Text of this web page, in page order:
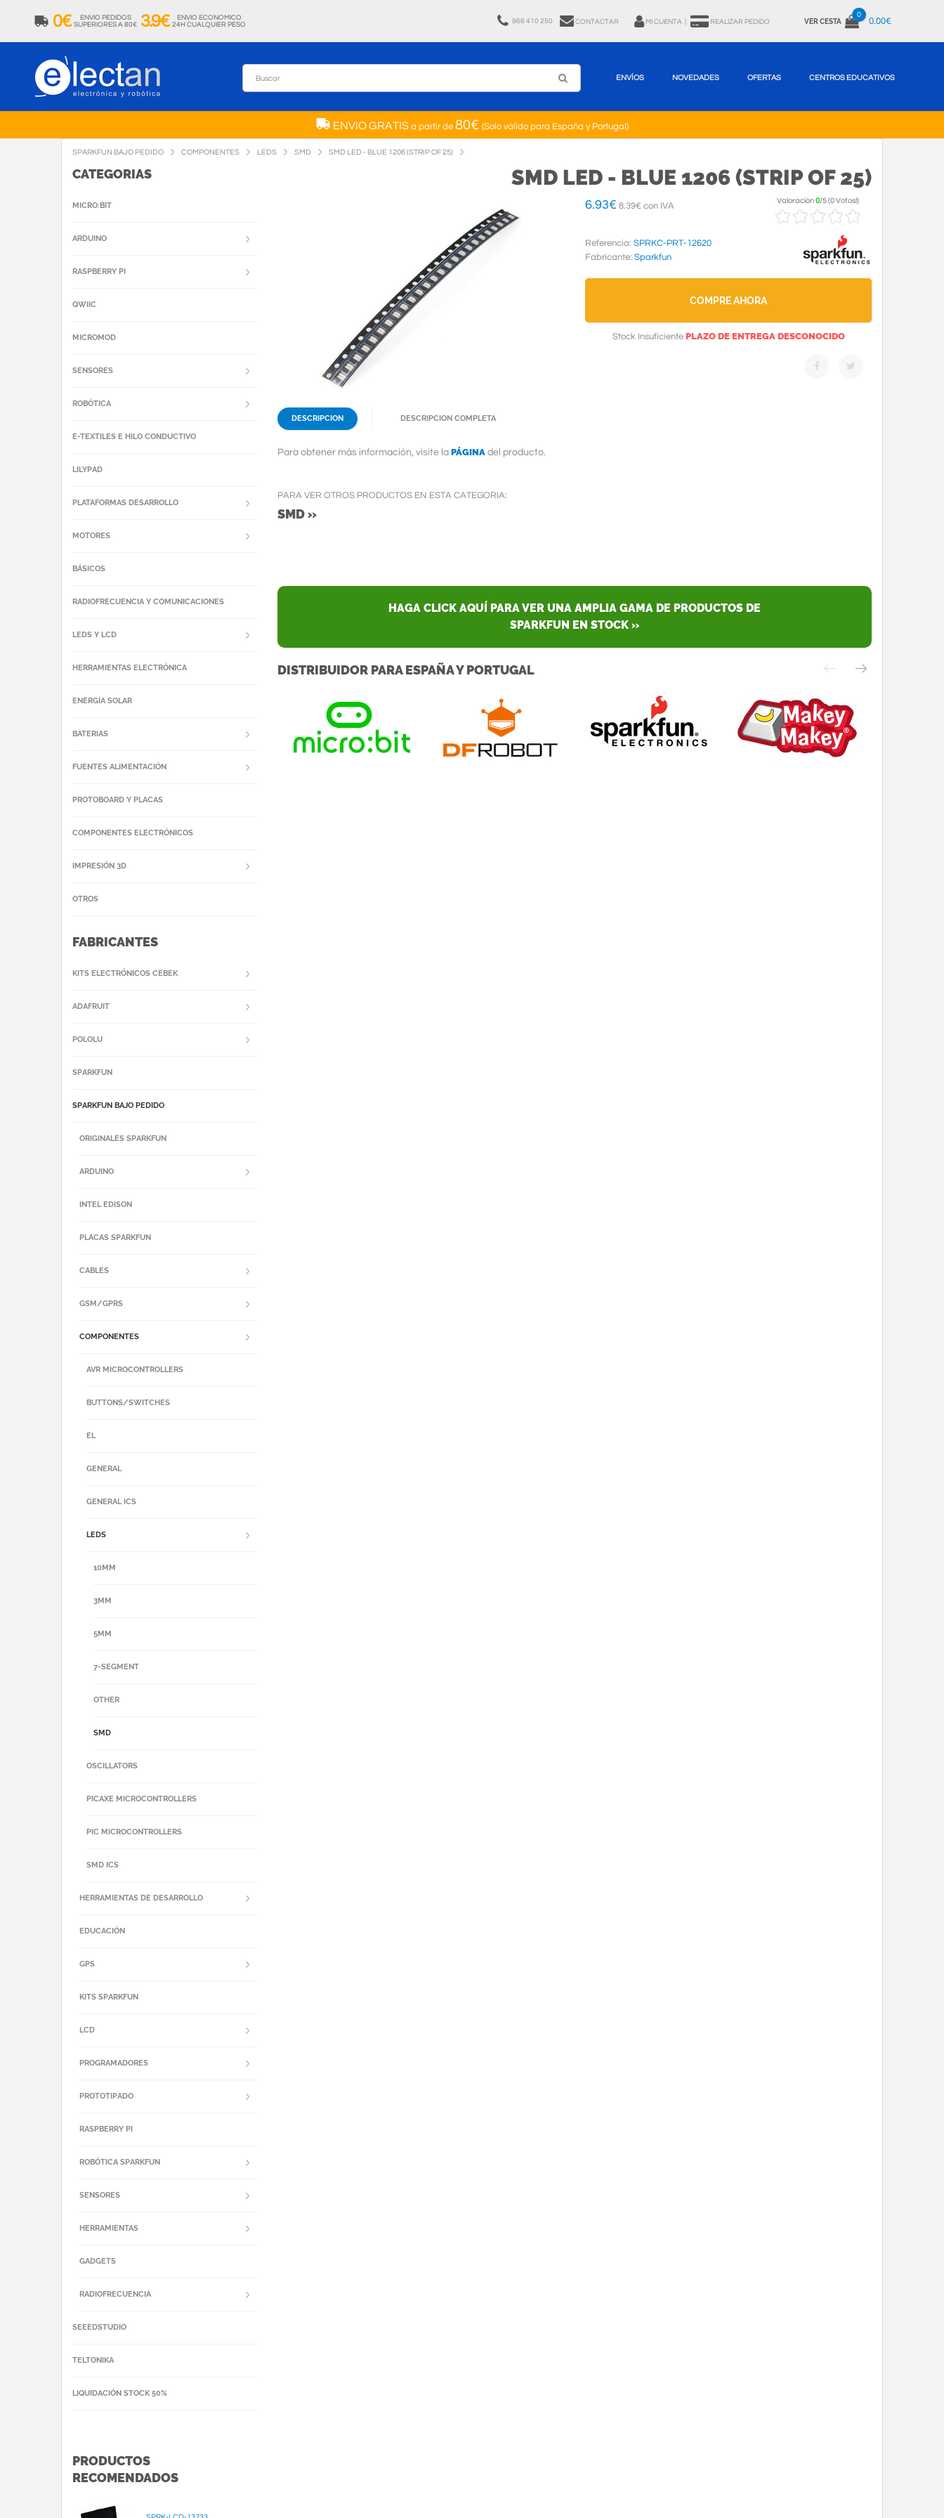
0€
ENVIO PEDIDOS
SUPERIORES A 80€ 3.9€
ENVIO ECONOMICO
24H CUALQUIER PESO
966 410 250 CONTACTAR MI CUENTA REALIZAR PEDIDO VER CESTA
0
0.00€
ENVÍOS NOVEDADES OFERTAS CENTROS EDUCATIVOS
ENVIO GRATISa partir de 80€ (Solo válido para España y Portugal)
SPARKFUN BAJO PEDIDO COMPONENTES LEDS SMD SMD LED - BLUE 1206 (STRIP OF 25)
SMD LED - BLUE 1206 (STRIP OF 25)
6.93€ 8.39€ con IVA
Valoración0/5(0 Votos!)
Referencia: SPRKC-PRT-12620
Fabricante: Sparkfun
COMPRE AHORA
Stock Insuficiente PLAZO DE ENTREGA DESCONOCIDO
DESCRIPCION DESCRIPCION COMPLETA
Para obtener más información, visite la PÁGINA del producto.
PARA VER OTROS PRODUCTOS EN ESTA CATEGORIA:
SMD »
HAGA CLICK AQUÍ PARA VER UNA AMPLIA GAMA DE PRODUCTOS DE
SPARKFUN EN STOCK »
DISTRIBUIDOR PARA ESPAÑA Y PORTUGAL
CATEGORIAS
MICRO:BIT
ARDUINO
RASPBERRY PI
QWIIC
MICROMOD
SENSORES
ROBÓTICA
E-TEXTILES E HILO CONDUCTIVO
LILYPAD
PLATAFORMAS DESARROLLO
MOTORES
BÁSICOS
RADIOFRECUENCIA Y COMUNICACIONES
LEDS Y LCD
HERRAMIENTAS ELECTRÓNICA
ENERGÍA SOLAR
BATERIAS
FUENTES ALIMENTACIÓN
PROTOBOARD Y PLACAS
COMPONENTES ELECTRÓNICOS
IMPRESIÓN 3D
OTROS
FABRICANTES
KITS ELECTRÓNICOS CEBEK
ADAFRUIT
POLOLU
SPARKFUN
SPARKFUN BAJO PEDIDO
ORIGINALES SPARKFUN
ARDUINO
INTEL EDISON
PLACAS SPARKFUN
CABLES
GSM/GPRS
COMPONENTES
AVR MICROCONTROLLERS
BUTTONS/SWITCHES
EL
GENERAL
GENERAL ICS
LEDS
10MM
3MM
5MM
7-SEGMENT
OTHER
SMD
OSCILLATORS
PICAXE MICROCONTROLLERS
PIC MICROCONTROLLERS
SMD ICS
HERRAMIENTAS DE DESARROLLO
EDUCACIÓN
GPS
KITS SPARKFUN
LCD
PROGRAMADORES
PROTOTIPADO
RASPBERRY PI
ROBÓTICA SPARKFUN
SENSORES
HERRAMIENTAS
GADGETS
RADIOFRECUENCIA
SEEEDSTUDIO
TELTONIKA
LIQUIDACIÓN STOCK 50%
PRODUCTOS
RECOMENDADOS